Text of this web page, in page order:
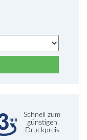
Schnell zum
günstigen
Druckpreis